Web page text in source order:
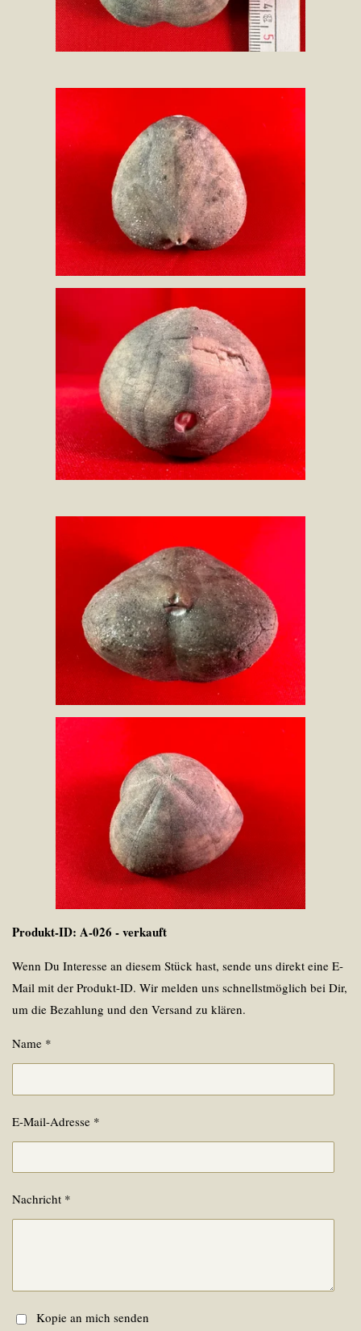
Produkt-ID: A-026 - verkauft
Wenn Du Interesse an diesem Stück hast, sende uns direkt eine E-
Mail mit der Produkt-ID. Wir melden uns schnellstmöglich bei Dir,
um die Bezahlung und den Versand zu klären.
Name *
E-Mail-Adresse *
Nachricht *
Kopie an mich senden